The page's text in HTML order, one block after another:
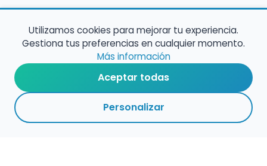
Utilizamos cookies para mejorar tu experiencia.
Gestiona tus preferencias en cualquier momento.
Más información
Aceptar todas
Personalizar